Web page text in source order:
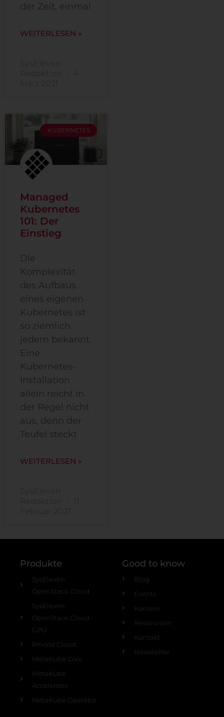
der Zeit, einmal
WEITERLESEN »
KUBERNETES
Managed
Kubernetes
101: Der
Einstieg
Die
Komplexität
des Aufbaus
eines eigenen
Kubernetes ist
so ziemlich
jedem bekannt.
Eine
Kubernetes-
Installation
allein reicht in
der Regel nicht
aus, denn der
Teufel steckt
WEITERLESEN »
Produkte
SysEleven
OpenStack Cloud
SysEleven
OpenStack Cloud
GPU
Private Cloud
MetaKube Core
MetaKube
Accelerator
MetaKube Operator
Good to know
Blog
Events
Karriere
Ressourcen
Kontakt
Newsletter